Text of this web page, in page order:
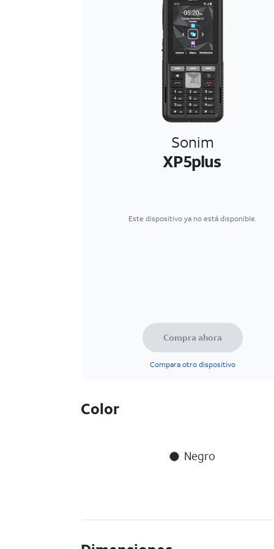
Sonim
XP5plus
Este dispositivo ya no está disponible.
Compra ahora
Compara otro dispositivo
Color
Negro